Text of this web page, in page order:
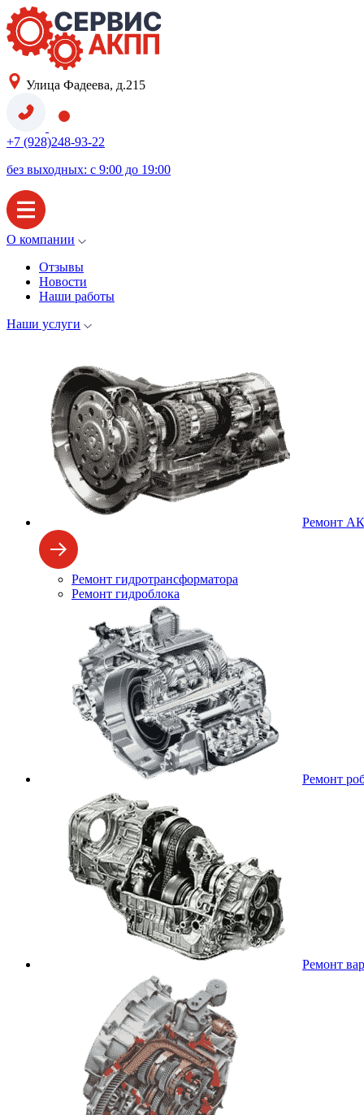
Улица Фадеева, д.215
+7 (928)248-93-22
без выходных: с 9:00 до 19:00
О компании
Отзывы
Новости
Наши работы
Наши услуги
Ремонт
Ремонт гидротрансформатора
Ремонт гидроблока
Ремонт
Ремонт